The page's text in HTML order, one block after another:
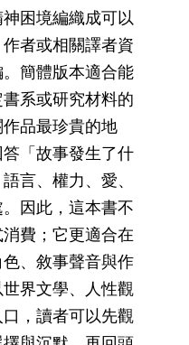
困境編織成可以
者或相關譯者資
簡體版本適合能
系或研究材料的
品最珍貴的地
「故事發生了什
言、權力、愛、
因此，這本書不
費；它更適合在
、敘事聲音與作
界文學、人性觀
，讀者可以先觀